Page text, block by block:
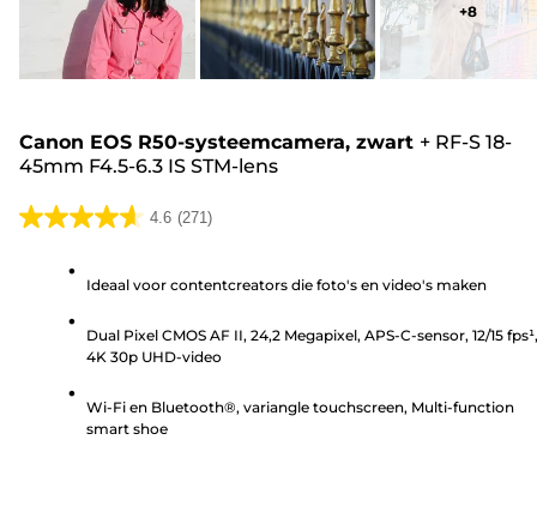
+8
Canon EOS R50-systeemcamera, zwart + RF-S 18-
45mm F4.5-6.3 IS STM-lens
4.6 (271)
4.6
sterren.
beoordelingen
Ideaal voor contentcreators die foto's en video's maken
Dual Pixel CMOS AF II, 24,2 Megapixel, APS-C-sensor, 12/15 fps¹,
4K 30p UHD-video
Wi-Fi en Bluetooth®, variangle touchscreen, Multi-function
smart shoe